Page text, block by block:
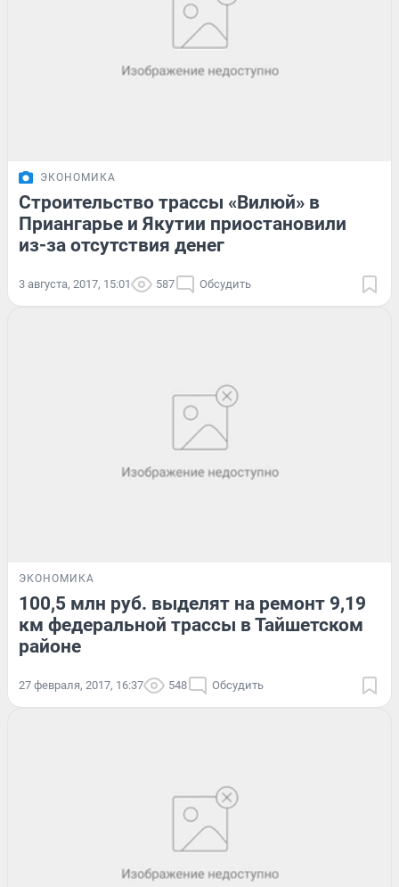
ЭКОНОМИКА
Строительство трассы «Вилюй» в
Приангарье и Якутии приостановили
из-за отсутствия денег
3 августа, 2017, 15:01 587 Обсудить
ЭКОНОМИКА
100,5 млн руб. выделят на ремонт 9,19
км федеральной трассы в Тайшетском
районе
27 февраля, 2017, 16:37 548 Обсудить